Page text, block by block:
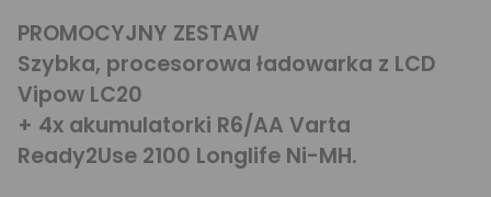
PROMOCYJNY ZESTAW
Szybka, procesorowa ładowarka z LCD
Vipow LC20
+ 4x akumulatorki R6/AA Varta
Ready2Use 2100 Longlife Ni-MH.